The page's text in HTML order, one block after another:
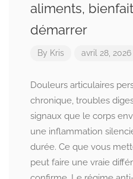
aliments,
démarrer
By Kris avril 28, 2026
Douleurs articulaires
chronique, troubles
signaux que le corps
une inflammation
durée. Ce que vous
peut faire une vraie